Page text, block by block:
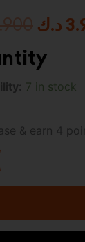
price
was:
د.ك
7 in stock
& earn 4